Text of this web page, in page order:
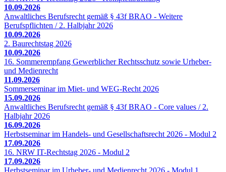
10.09.2026
Anwaltliches Berufsrecht gemäß § 43f BRAO - Weitere
Berufspflichten / 2. Halbjahr 2026
10.09.2026
2. Baurechtstag 2026
10.09.2026
16. Sommerempfang Gewerblicher Rechtsschutz sowie Urheber-
und Medienrecht
11.09.2026
Sommerseminar im Miet- und WEG-Recht 2026
15.09.2026
Anwaltliches Berufsrecht gemäß § 43f BRAO - Core values / 2.
Halbjahr 2026
16.09.2026
Herbstseminar im Handels- und Gesellschaftsrecht 2026 - Modul 2
17.09.2026
16. NRW IT-Rechtstag 2026 - Modul 2
17.09.2026
Herbstseminar im Urheber- und Medienrecht 2026 - Modul 1